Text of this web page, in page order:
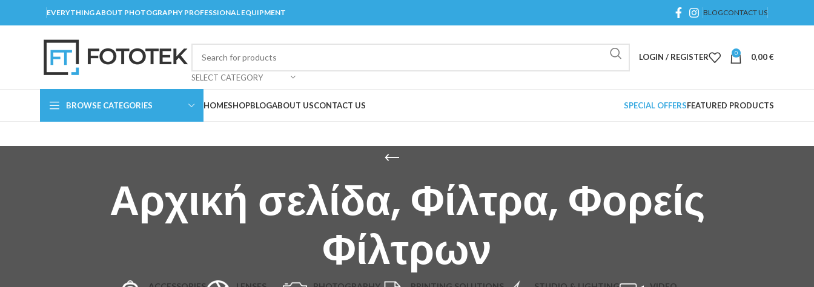
EVERYTHING ABOUT PHOTOGRAPHY PROFESSIONAL EQUIPMENT BLOGCONTACT US
SELECT CATEGORY
LOGIN / REGISTER 0 0,00€
BROWSE CATEGORIES HOMESHOPBLOGABOUT USCONTACT US SPECIAL OFFERSFEATURED PRODUCTS
Αρχική σελίδα, Φίλτρα, Φορείς
Φίλτρων